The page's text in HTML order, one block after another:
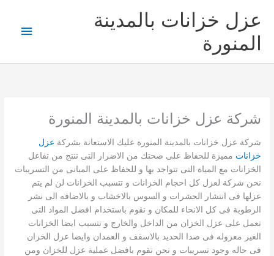
المحتوى
عزل خزانات بالمدينة
المنورة
شركة عزل خزانات بالمدينة المنورة
شركة عزل خزانات بالمدينة المنورة عليك الاستعانة بشركة عزل
خزانات مميزة للحفاظ على صحتك من الاضرار التى تنتج من تفاعل
الخزانات مع المياة التى تتواجد بها و للحفاظ على المبانى من التسريبات
نحن شركة لعزل كل احجام الخزانات و تتسبب الخزانات لن لم يتم
عزلها فى انتشار الحشرات و السوس بالاخشاب و بالاضافه الى نشر
الرطوبة فى كل الانحاء للمكان و نقوم باستخدام افضل المواد التى
تعمل على عزل الخزان من الداخل والخارج و تتسبب ايضا الخزانات
الغير معزوله فى صدا الحديد بالاسقف و العمدان وايضا عزل الخزان
فى حاله وجود تسريبات و نحن نقوم بافضل عملية عزل للخزان ومن